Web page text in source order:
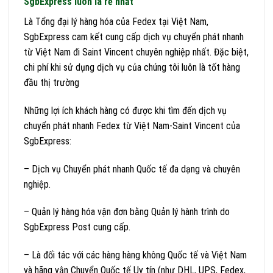
Là Tổng đại lý hàng hóa của Fedex tại Việt Nam,
SgbExpress cam kết cung cấp dịch vụ chuyển phát nhanh
từ Việt Nam đi Saint Vincent chuyên nghiệp nhất. Đặc biệt,
chi phí khi sử dụng dịch vụ của chúng tôi luôn là tốt hàng
đầu thị trường
Những lợi ích khách hàng có được khi tìm đến dịch vụ
chuyển phát nhanh Fedex từ Việt Nam-Saint Vincent của
SgbExpress:
– Dịch vụ Chuyển phát nhanh Quốc tế đa dạng và chuyên
nghiệp.
– Quản lý hàng hóa vận đơn bằng Quản lý hành trình do
SgbExpress Post cung cấp.
– Là đối tác với các hàng hàng không Quốc tế và Việt Nam
và hãng vận Chuyển Quốc tế Uy tín (như DHL, UPS, Fedex,